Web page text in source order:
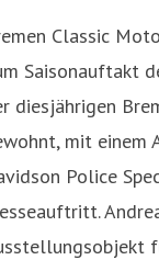
Classic
Saisonauftakt
diesjährigen
mit einem
Police